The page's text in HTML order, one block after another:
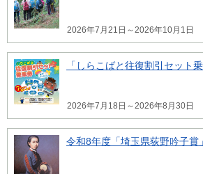
2026年7月21日～2026年10月1日
「しらこばと往復割引セット
2026年7月18日～2026年8月30日
令和8年度「埼玉県荻野吟子賞